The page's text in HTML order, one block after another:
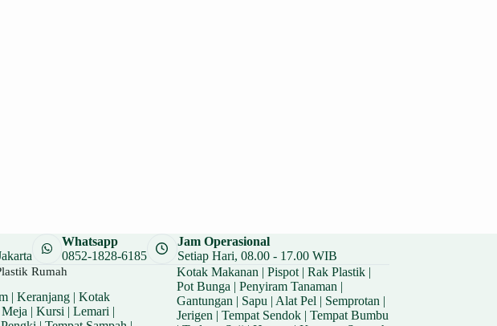
Whatsapp
0852-1828-6185
Jam Operasional
Setiap Hari, 08.00 - 17.00 WIB
Rumah
| Keranjang| Kotak
Meja | Kursi | Lemari |
Kotak Makanan | Pispot| Rak Plastik|
Pot Bunga | Penyiram Tanaman |
Gantungan | Sapu | Alat Pel | Semprotan |
Jerigen | Tempat Sendok| Tempat Bumbu